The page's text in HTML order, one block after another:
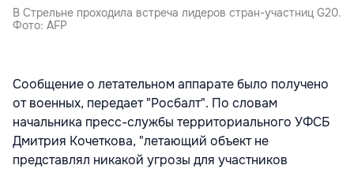
В Стрельне проходила встреча лидеров стран-участниц G20.
Фото: AFP
Сообщение о летательном аппарате было получено
от военных, передает "Росбалт". По словам
начальника пресс-службы территориального УФСБ
Дмитрия Кочеткова, "летающий объект не
представлял никакой угрозы для участников